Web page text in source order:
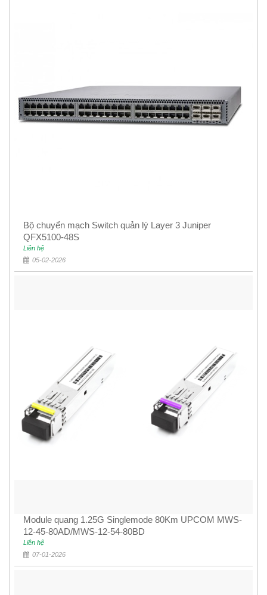
Bộ chuyển mạch Switch quản lý Layer 3 Juniper
QFX5100-48S
Liên hệ
05-02-2026
Module quang 1.25G Singlemode 80Km UPCOM MWS-
12-45-80AD/MWS-12-54-80BD
Liên hệ
07-01-2026